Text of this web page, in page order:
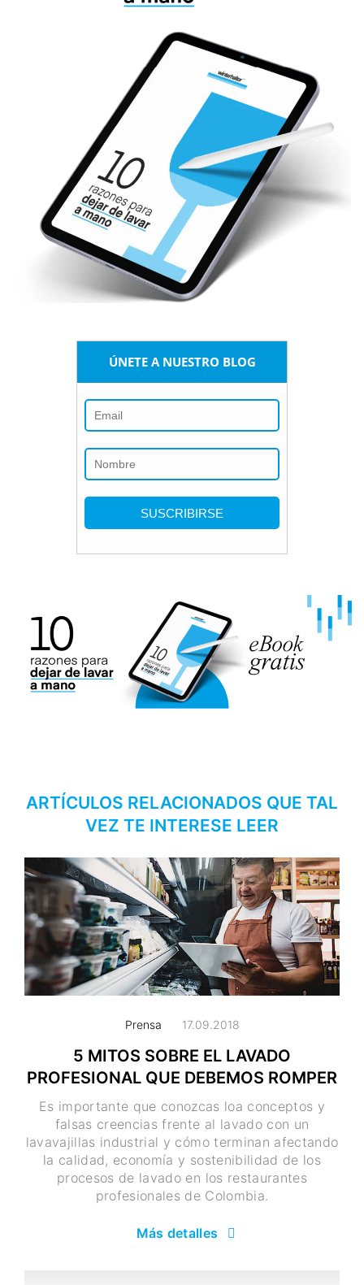
ÚNETE A NUESTRO BLOG
ARTÍCULOS RELACIONADOS QUE TAL
VEZ TE INTERESE LEER
Prensa 17.09.2018
5 MITOS SOBRE EL LAVADO
PROFESIONAL QUE DEBEMOS ROMPER
Es importante que conozcas loa conceptos y
falsas creencias frente al lavado con un
lavavajillas industrial y cómo terminan afectando
la calidad, economía y sostenibilidad de los
procesos de lavado en los restaurantes
profesionales de Colombia.
Más detalles